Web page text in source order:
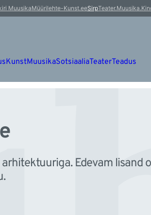
MuusikaMüürilehte-Kunst.eeSirp
KunstMuusikaSotsiaaliaTeaterTeadus
Edevam lisand